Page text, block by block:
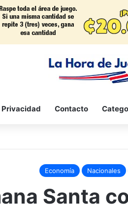
Privacidad Contacto
Economía Nacionales
Santa